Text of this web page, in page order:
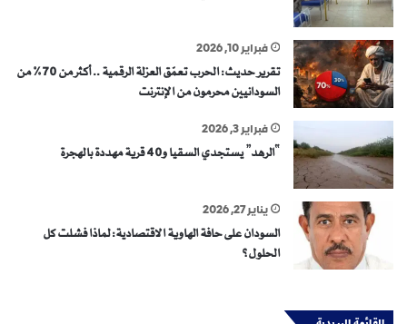
فبراير 10, 2026
تقرير حديث: الحرب تعمّق العزلة الرقمية .. أكثر من 70% من
السودانيين محرمون من الإنترنت
فبراير 3, 2026
“الرهد” يستجدي السقيا و40 قرية مهددة بالهجرة
يناير 27, 2026
السودان على حافة الهاوية الاقتصادية: لماذا فشلت كل
الحلول؟